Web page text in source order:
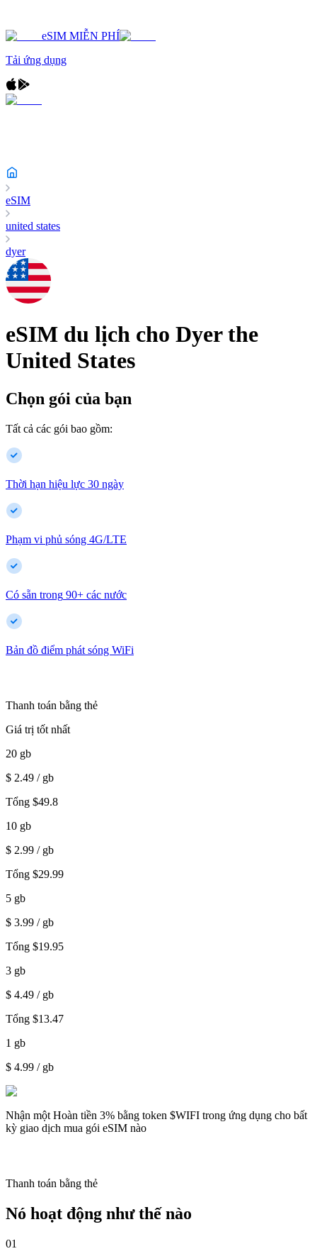
eSIM MIỄN PHÍ
Tải ứng dụng
eSIM
united states
dyer
eSIM du lịch cho Dyer the
United States
Chọn gói của bạn
Tất cả các gói bao gồm:
Thời hạn hiệu lực 30 ngày
Phạm vi phủ sóng 4G/LTE
Có sẵn trong 90+ các nước
Bản đồ điểm phát sóng WiFi
Thanh toán bằng thẻ
Giá trị tốt nhất
20 gb
$ 2.49 / gb
Tổng $49.8
10 gb
$ 2.99 / gb
Tổng $29.99
5 gb
$ 3.99 / gb
Tổng $19.95
3 gb
$ 4.49 / gb
Tổng $13.47
1 gb
$ 4.99 / gb
Nhận một Hoàn tiền 3% bằng token $WIFI trong ứng dụng cho bất
kỳ giao dịch mua gói eSIM nào
Thanh toán bằng thẻ
Nó hoạt động như thế nào
01